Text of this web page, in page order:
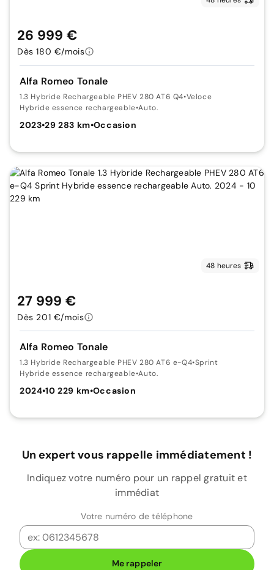
Alfa Romeo Tonale
1.3 Hybride Rechargeable PHEV 280 AT6 Q4•Veloce
Hybride essence rechargeable•Auto.
2023•29 283 km•Occasion
26 999 €
Dès 180 €/mois
48 heures
Alfa Romeo Tonale
1.3 Hybride Rechargeable PHEV 280 AT6 e-Q4•Sprint
Hybride essence rechargeable•Auto.
2024•10 229 km•Occasion
27 999 €
Dès 201 €/mois
Un expert vous rappelle immédiatement !
Indiquez votre numéro pour un rappel gratuit et
immédiat
Votre numéro de téléphone
Me rappeler